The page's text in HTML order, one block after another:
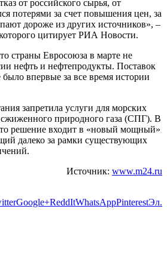
от российского сырья, от
потерями за счет повышения цен, за
дороже из других источников», –
цитирует РИА Новости.
страны Евросоюза в марте не
нефть и нефтепродукты. Поставок
было впервые за все время истории
запретила услуги для морских
сжиженного природного газа (СПГ). В
решение входит в «новый мощный»
далеко за рамки существующих
Источник: www.m24.ru
Google+ReddItWhatsAppPinterestЭл.